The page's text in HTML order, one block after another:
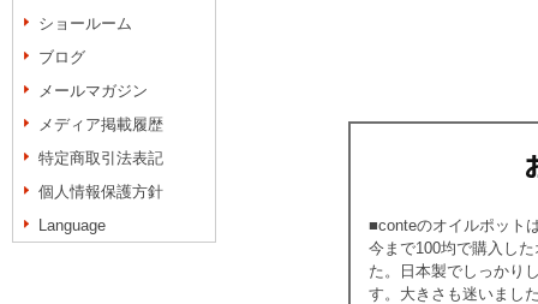
ショールーム
ブログ
メールマガジン
メディア掲載履歴
特定商取引法表記
個人情報保護方針
Language
■conteのオイルポット
今まで100均で購入し
た。日本製でしっかり
す。大きさも迷いまし